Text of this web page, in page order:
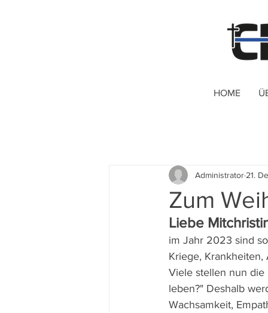
HOME
Zum
Administrator 21.
Liebe
im Jahr 2023 sind
Kriege,
Viele stellen nun
leben?" Deshalb
Wachsamkeit,